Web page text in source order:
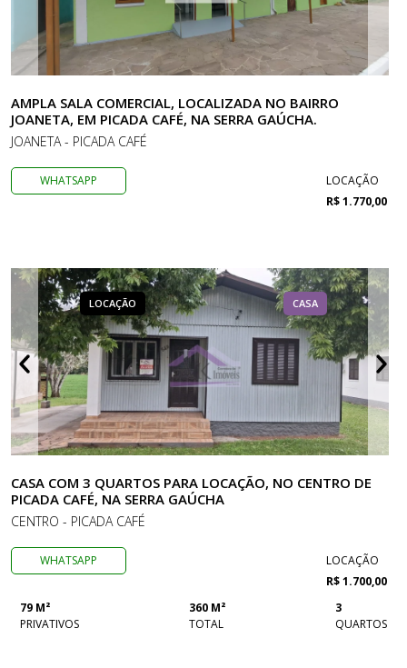
AMPLA SALA COMERCIAL, LOCALIZADA NO BAIRRO
JOANETA, EM PICADA CAFÉ, NA SERRA GAÚCHA.
JOANETA - PICADA CAFÉ
WHATSAPP
LOCAÇÃO
R$ 1.770,00
LOCAÇÃO CASA
CASA COM 3 QUARTOS PARA LOCAÇÃO, NO CENTRO DE
PICADA CAFÉ, NA SERRA GAÚCHA
CENTRO - PICADA CAFÉ
WHATSAPP
LOCAÇÃO
R$ 1.700,00
79 M²
PRIVATIVOS
360 M²
TOTAL
3
QUARTOS